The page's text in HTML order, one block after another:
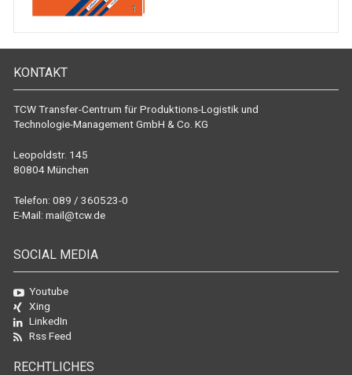
KONTAKT
TCW Transfer-Centrum für Produktions-Logistik und
Technologie-Management GmbH & Co. KG
Leopoldstr. 145
80804 München
Telefon: 089 / 360523-0
E-Mail: mail@tcw.de
SOCIAL MEDIA
Youtube
Xing
LinkedIn
Rss Feed
RECHTLICHES